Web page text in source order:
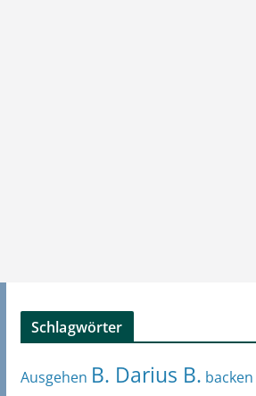
Schlagwörter
Ausgehen B. Darius B. backen